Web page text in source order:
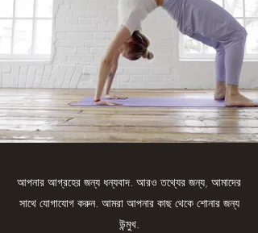
আপনার আগ্রহের জন্য ধন্যবাদ. আরও তথ্যের জন্য, আমাদের
সাথে যোগাযোগ করুন. আমরা আপনার কাছ থেকে শোনার জন্য
উন্মুখ.